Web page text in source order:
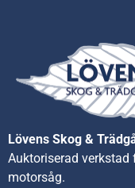
Lövens Skog &
Auktoriserad verkstad
motorsåg.